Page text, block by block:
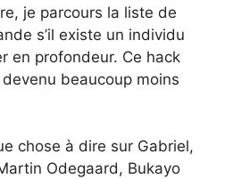
je parcours la liste de
s’il existe un individu
en profondeur. Ce hack
beaucoup moins
chose à dire sur Gabriel,
Odegaard, Bukayo